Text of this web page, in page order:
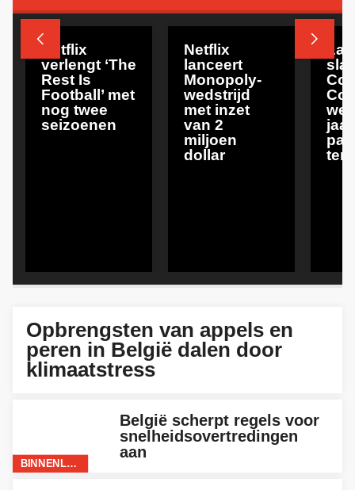
Opbrengsten van appels en
peren in België dalen door
klimaatstress
BINNENLAND
België scherpt regels voor
snelheidsovertredingen
aan
LIFE
 
NETFLIX
Netflix
verlengt ‘The
Rest Is
Football’ met
nog twee
seizoenen
NETFLIX
Netflix
lanceert
Monopoly-
wedstrijd
met inzet
van 2
miljoen
dollar
pas